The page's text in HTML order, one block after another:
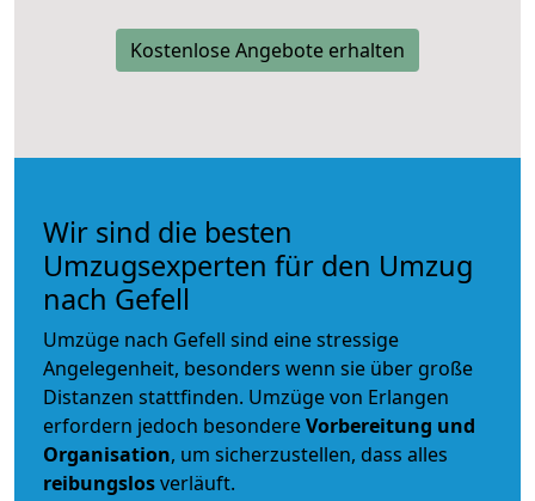
Kostenlose Angebote erhalten
Wir sind die besten
Umzugsexperten für den Umzug
nach Gefell
Umzüge nach Gefell sind eine stressige
Angelegenheit, besonders wenn sie über große
Distanzen stattfinden. Umzüge von Erlangen
erfordern jedoch besondereVorbereitung und
Organisation, um sicherzustellen, dass alles
reibungslosverläuft.